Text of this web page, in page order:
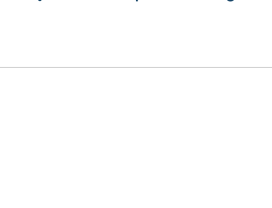
Defesa civil No gabinete Esporte